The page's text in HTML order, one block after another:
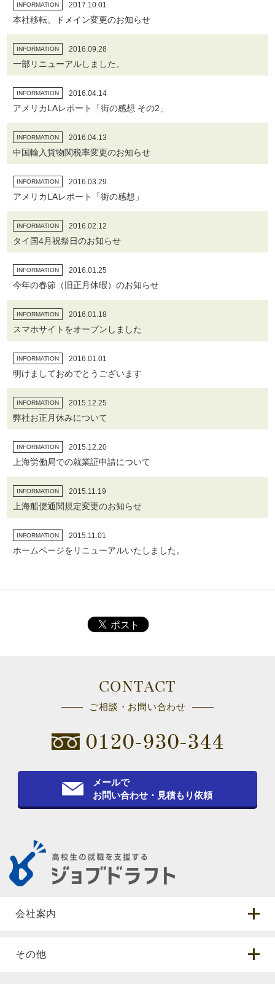
INFORMATION 2017.10.01
本社移転、ドメイン変更のお知らせ
INFORMATION 2016.09.28
一部リニューアルしました。
INFORMATION 2016.04.14
アメリカLAレポート「街の感想 その2」
INFORMATION 2016.04.13
中国輸入貨物関税率変更のお知らせ
INFORMATION 2016.03.29
アメリカLAレポート「街の感想」
INFORMATION 2016.02.12
タイ国4月祝祭日のお知らせ
INFORMATION 2016.01.25
今年の春節（旧正月休暇）のお知らせ
INFORMATION 2016.01.18
スマホサイトをオープンしました
INFORMATION 2016.01.01
明けましておめでとうございます
INFORMATION 2015.12.25
弊社お正月休みについて
INFORMATION 2015.12.20
上海労働局での就業証申請について
INFORMATION 2015.11.19
上海船便通関規定変更のお知らせ
INFORMATION 2015.11.01
ホームページをリニューアルいたしました。
CONTACT
ご相談・お問い合わせ
0120-930-344
メールで
お問い合わせ・見積もり依頼
会社案内
その他